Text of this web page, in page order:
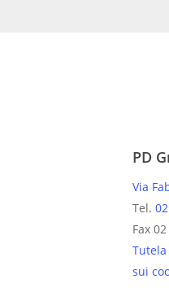
PD
Via
Tel.
Fax
sui